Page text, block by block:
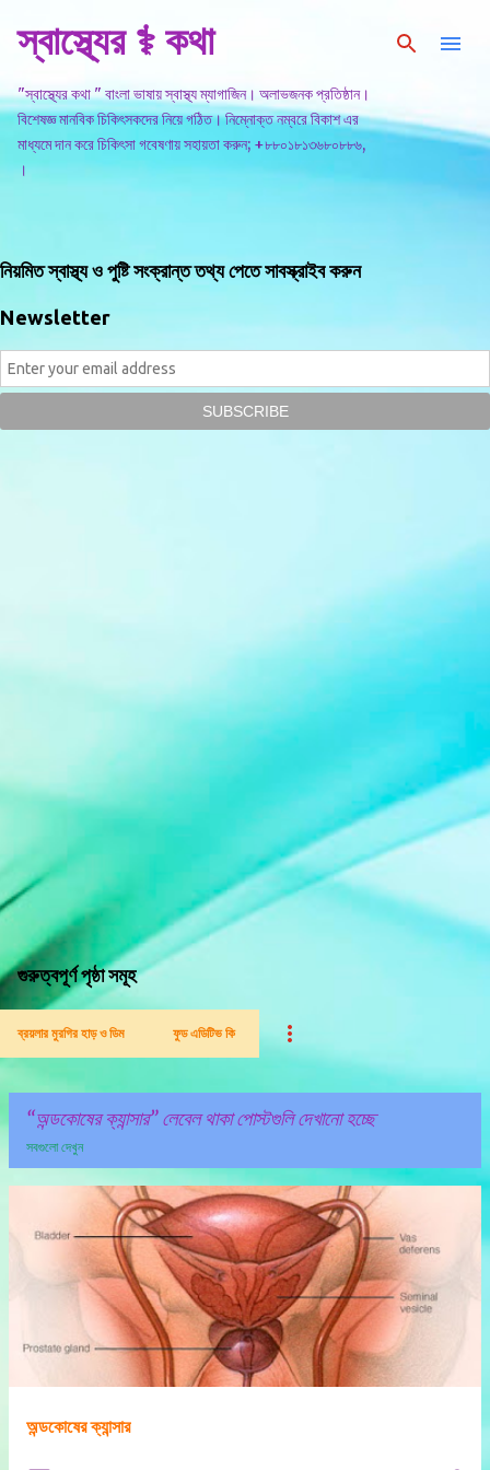
সরাসরি প্রধান সামগ্রীতে চলে যান
স্বাস্থ্যের ⚕️ কথা
"স্বাস্থ্যের কথা " বাংলা ভাষায় স্বাস্থ্য ম্যাগাজিন। অলাভজনক প্রতিষ্ঠান।
বিশেষজ্ঞ মানবিক চিকিৎসকদের নিয়ে গঠিত। নিম্নোক্ত নম্বরে বিকাশ এর
মাধ্যমে দান করে চিকিৎসা গবেষণায় সহায়তা করুন; +৮৮০১৮১৩৬৮০৮৮৬,
।
নিয়মিত স্বাস্থ্য ও পুষ্টি সংক্রান্ত তথ্য পেতে সাবস্ক্রাইব করুন
Newsletter
গুরুত্বপূর্ণ পৃষ্ঠা সমূহ
ব্রয়লার মুরগির হাড় ও ডিম ফুড এডিটিভ কি
অন্ডকোষের ক্যান্সার লেবেল থাকা পোস্টগুলি দেখানো হচ্ছে
সবগুলো দেখুন
অন্ডকোষের ক্যান্সার